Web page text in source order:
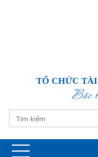
TỔ CHỨC
Bậc